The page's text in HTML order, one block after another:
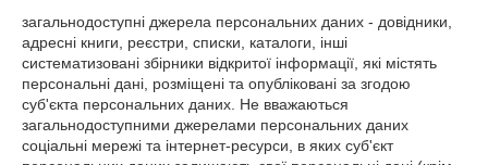
загальнодоступні джерела персональних даних - довідники,
адресні книги, реєстри, списки, каталоги, інші
систематизовані збірники відкритої інформації, які містять
персональні дані, розміщені та опубліковані за згодою
суб'єкта персональних даних. Не вважаються
загальнодоступними джерелами персональних даних
соціальні мережі та інтернет-ресурси, в яких суб'єкт